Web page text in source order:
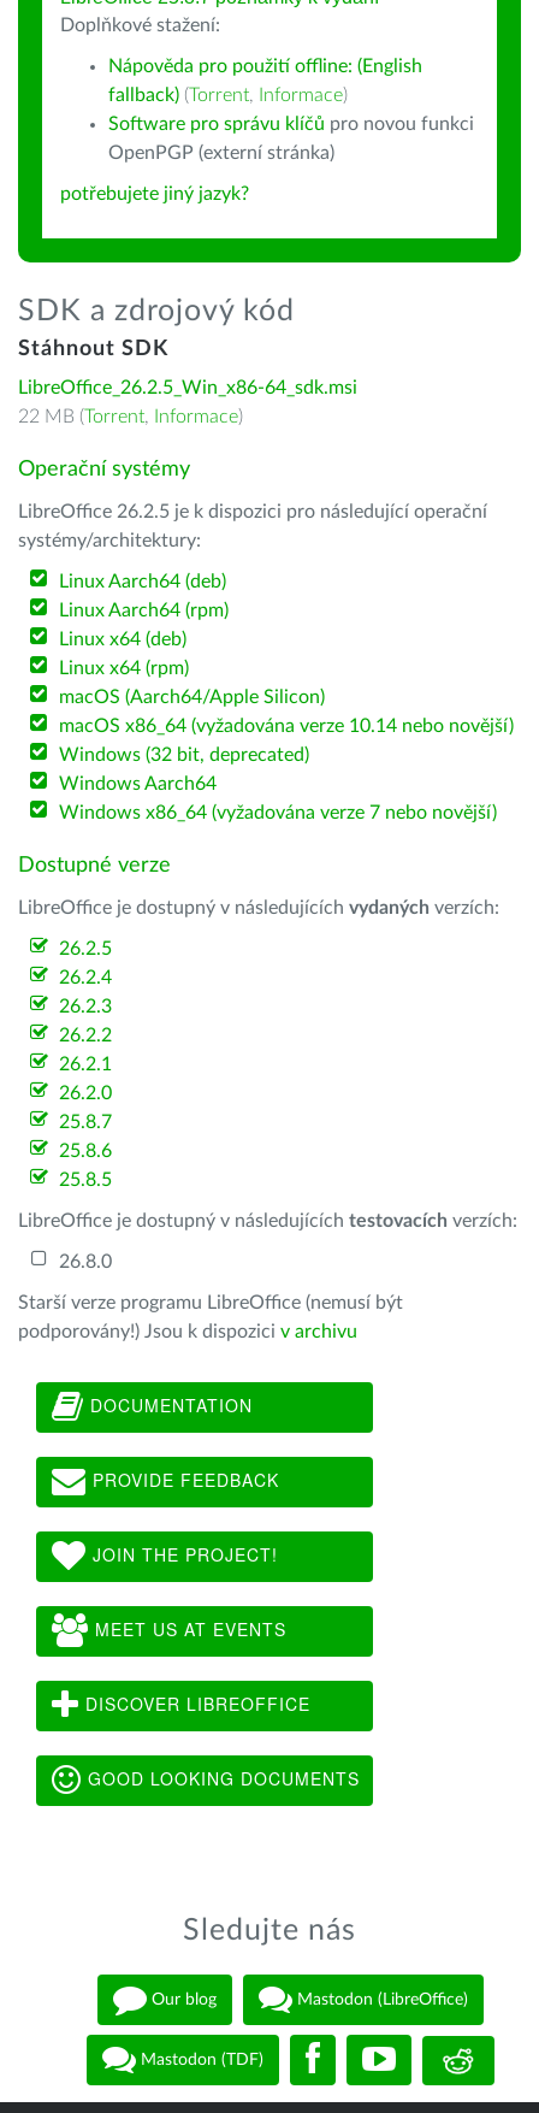
Doplňkové stažení:
Nápověda pro použití offline: (English
fallback) (Torrent, Informace)
Software pro správu klíčů pro novou funkci
OpenPGP (externí stránka)
potřebujete jiný jazyk?
SDK a zdrojový kód
Stáhnout SDK
LibreOffice_26.2.5_Win_x86-64_sdk.msi
22 MB (Torrent, Informace)
Operační systémy
LibreOffice 26.2.5 je k dispozici pro následující operační
systémy/architektury:
Linux Aarch64 (deb)
Linux Aarch64 (rpm)
Linux x64 (deb)
Linux x64 (rpm)
macOS (Aarch64/Apple Silicon)
macOS x86_64 (vyžadována verze 10.14 nebo novější)
Windows (32 bit, deprecated)
Windows Aarch64
Windows x86_64 (vyžadována verze 7 nebo novější)
Dostupné verze
LibreOffice je dostupný v následujících vydaných verzích:
26.2.5
26.2.4
26.2.3
26.2.2
26.2.1
26.2.0
25.8.7
25.8.6
25.8.5
LibreOffice je dostupný v následujících testovacích verzích:
26.8.0
Starší verze programu LibreOffice (nemusí být
podporovány!) Jsou k dispozici v archivu
DOCUMENTATION
PROVIDE FEEDBACK
JOIN THE PROJECT!
MEET US AT EVENTS
DISCOVER LIBREOFFICE
GOOD LOOKING DOCUMENTS
Sledujte nás
Our blog Mastodon (LibreOffice)
Mastodon (TDF)